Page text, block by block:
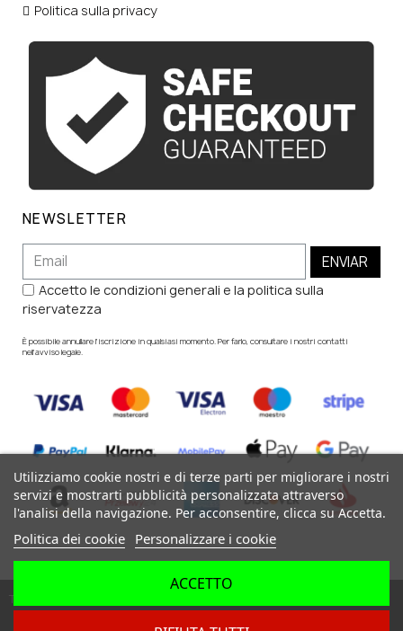
Politica sulla privacy
NEWSLETTER
ENVIAR
Accetto le condizioni generali e la politica sulla
riservatezza
È possibile annullare l'iscrizione in qualsiasi momento. Per farlo, consultare i nostri contatti
nell'avviso legale.
Tutti i diritti riservati ©
Utilizziamo cookie nostri e di terze parti per migliorare i nostri
servizi e mostrarti pubblicità personalizzata attraverso
l'analisi della navigazione. Per acconsentire, clicca su Accetta.
Politica dei cookie Personalizzare i cookie
ACCETTO